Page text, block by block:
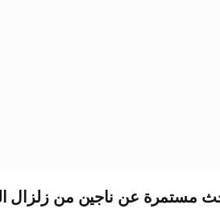
مستمرة عن ناجين من زلزال